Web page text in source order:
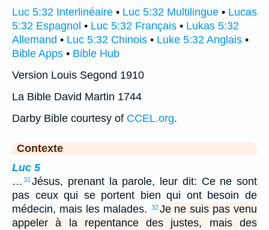
Luc 5:32 Interlinéaire • Luc 5:32 Multilingue • Lucas
5:32 Espagnol • Luc 5:32 Français • Lukas 5:32
Allemand • Luc 5:32 Chinois • Luke 5:32 Anglais •
Bible Apps • Bible Hub
Version Louis Segond 1910
La Bible David Martin 1744
Darby Bible courtesy of CCEL.org.
Contexte
Luc 5
… 31 Jésus, prenant la parole, leur dit: Ce ne sont
pas ceux qui se portent bien qui ont besoin de
médecin, mais les malades.
32 Je ne suis pas venu
appeler à la repentance des justes, mais des